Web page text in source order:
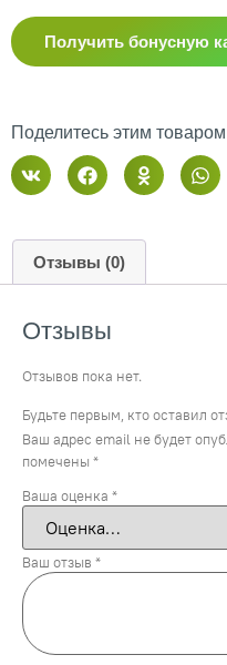
Получить бонусную
Поделитесь этим товаром
Отзывы (0)
Отзывы
Отзывов пока нет.
Будьте первым, кто оставил
Ваш адрес email не будет
помечены *
Ваша оценка *
Ваш отзыв *